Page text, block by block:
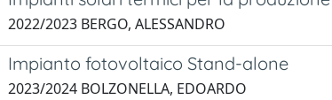
2022/2023 BERGO, ALESSANDRO
Impianto fotovoltaico Stand-alone
2023/2024 BOLZONELLA, EDOARDO